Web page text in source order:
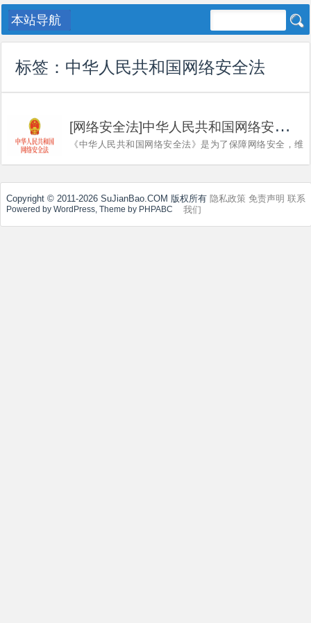

标签： 中华人民共和国网络安全法
[
网络安全法]中华人民共和国网络安全法全文 2020年最新
《中华人民共和国网络安全法》是为了保障网络安全，维
法人和其他组织的合法权益，促进经济社会信息化健康发
2016年11月7日发布，...
Copyright © 2011-2026 SuJianBao.COM 版权所有 隐私政策 免责声明 联系
我们
Powered by WordPress, Theme by PHPABC